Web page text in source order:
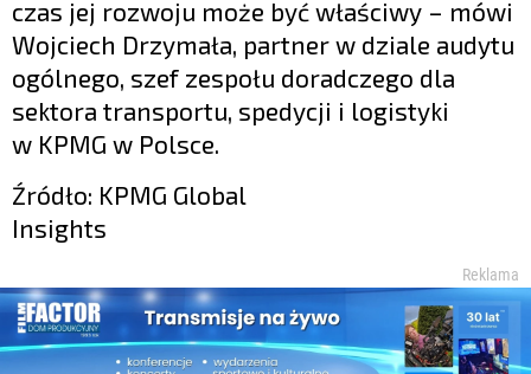
czas jej rozwoju może być właściwy – mówi
Wojciech Drzymała, partner w dziale audytu
ogólnego, szef zespołu doradczego dla
sektora transportu, spedycji i logistyki
w KPMG w Polsce.
Źródło: KPMG Global
Insights
Reklama